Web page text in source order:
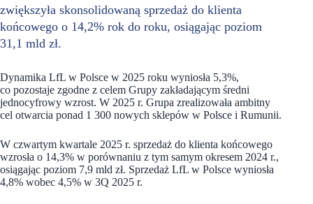
zwiększyła skonsolidowaną sprzedaż do klienta
końcowego o 14,2% rok do roku, osiągając poziom
31,1 mld zł.
Dynamika LfL w Polsce w 2025 roku wyniosła 5,3%,
co pozostaje zgodne z celem Grupy zakładającym średni
jednocyfrowy wzrost. W 2025 r. Grupa zrealizowała ambitny
cel otwarcia ponad 1 300 nowych sklepów w Polsce i Rumunii.
W czwartym kwartale 2025 r. sprzedaż do klienta końcowego
wzrosła o 14,3% w porównaniu z tym samym okresem 2024 r.,
osiągając poziom 7,9 mld zł. Sprzedaż LfL w Polsce wyniosła
4,8% wobec 4,5% w 3Q 2025 r.